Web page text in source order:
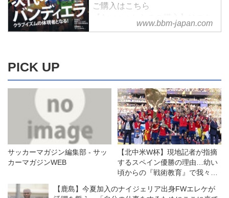
めた。
ご購入はこちら
サッカーマガジン 12月号
2019年次代のバンディエラ クラ
ブイズムの体現者となる!
連載『ボールと生きる。』は加藤
順大が登場!
ロングインタビュー 喜田拓也(横
浜FM)上田綺世(鹿島)渡辺 剛(FC
東京)脇坂泰斗(川崎F)瀬古歩夢(C
...
www.bbm-japan.com
PICK UP
サッカーマガジン編集部 - サッ
カーマガジンWEB
【北中米W杯】現地記者が指摘
するスペイン優勝の理由…幼い
頃からの『戦術教育』で我々は
ールを「５００ユーロ札のよう
【鹿島】今夏加入のナイジェリア出身FWエレケが